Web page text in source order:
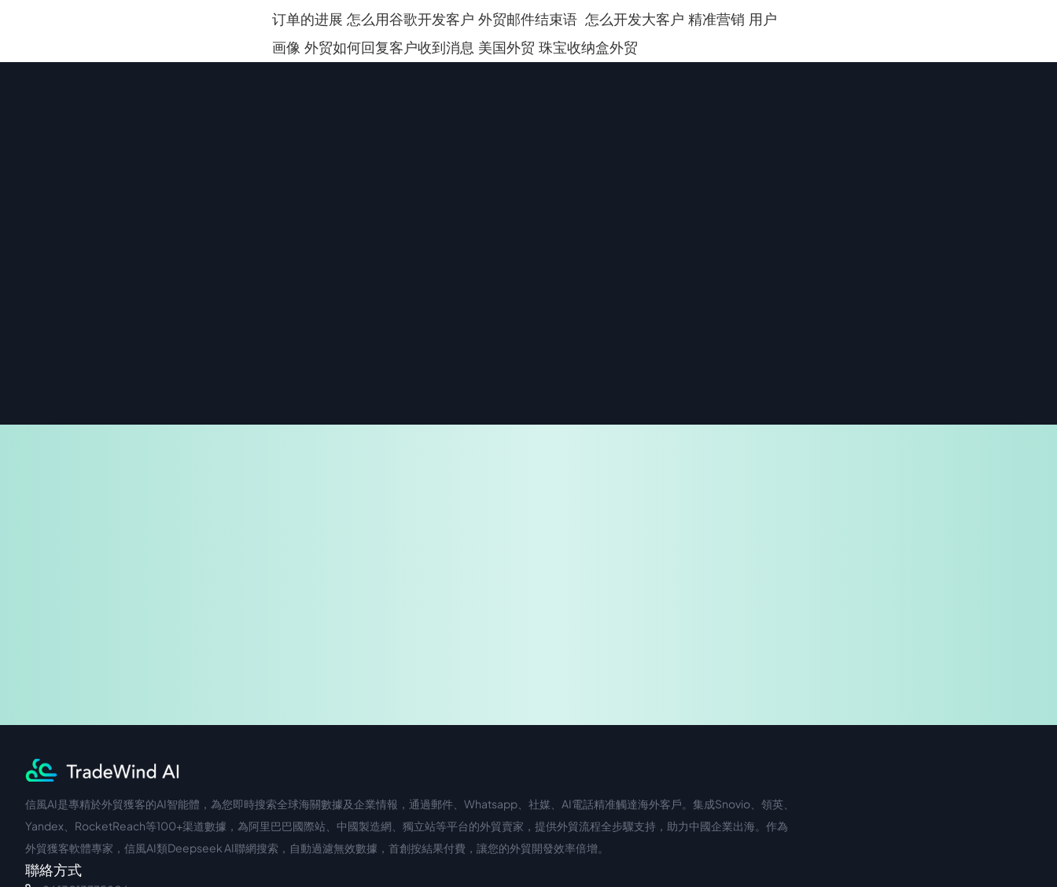
订单的进展 怎么用谷歌开发客户 外贸邮件结束语  怎么开发大客户 精准营销 用户
画像 外贸如何回复客户收到消息 美国外贸 珠宝收纳盒外贸
中文入口 外語入口
信風AI是專精於外貿獲客的AI智能體，為您即時搜索全球海關數據及企業情報，通過郵件、Whatsapp、社媒、AI電話精准觸達海外客戶。集成Snovio、領英、
Yandex、RocketReach等100+渠道數據，為阿里巴巴國際站、中國製造網、獨立站等平台的外貿賣家，提供外貿流程全步驟支持，助力中國企業出海。作為
外貿獲客軟體專家，信風AI類Deepseek AI聯網搜索，自動過濾無效數據，首創按結果付費，讓您的外貿開發效率倍增。
聯絡方式